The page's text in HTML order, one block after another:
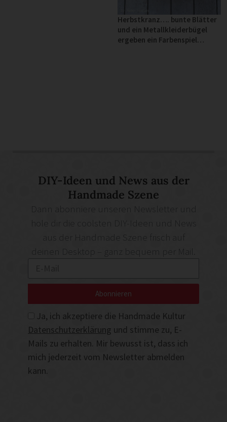
Herbstkranz…. bunte Blätter
und ein Metallkleiderbügel
ergeben ein Farbenspiel…
DIY-Ideen und News aus der
Handmade Szene
deinen Desktop – ganz bequem per Mail.
Ja, ich akzeptiere die Handmade Kultur
Datenschutzerklärung und stimme zu, E-
Mails zu erhalten. Mir bewusst ist, dass ich
mich jederzeit vom Newsletter abmelden
kann.
Abonnieren